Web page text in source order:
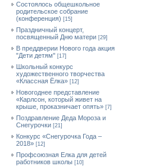
Состоялось общешкольное
родительское собрание
(конференция) [15]
Праздничный концерт,
посвященный Дню матери [29]
В преддверии Нового года акция
"Дети детям" [17]
Школьный конкурс
художественного творчества
«Классная Ёлка» [12]
Новогоднее представление
«Карлсон, который живет на
крыше, проказничает опять» [7]
Поздравление Деда Мороза и
Снегурочки [21]
Конкурс «Снегурочка Года –
2018» [12]
Профсоюзная Елка для детей
работников школы [10]